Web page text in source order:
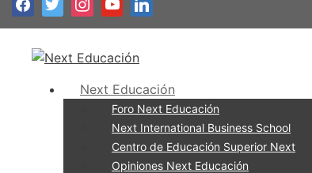
Next Educación
Foro Next Educación
Next International Business School
Centro de Educación Superior Next
Opiniones Next Educación